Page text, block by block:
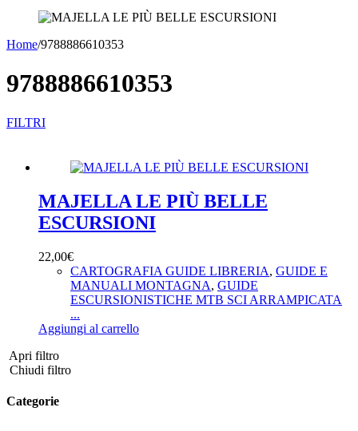
Home/9788886610353
9788886610353
FILTRI
ABBIGLIAMENTO tecnico(561)
ACCESSORI ABBIGLIAMENTO
DONNA(245)
PANTALONI DONNA(67)
TSHIRT CAMICIE INTIMO DONNA
VESTITI GONNE(2)
GIACCHE PILE GILET UOMO
ABBIGLIAMENTO UOMO DONNA
MAJELLA LE PIÙ BELLE
ESCURSIONI
22,00€
CARTOGRAFIA GUIDE LIBRERIA, GUIDE E
MANUALI MONTAGNA, GUIDE
ESCURSIONISTICHE MTB SCI ARRAMPICATA
...
Aggiungi al carrello
Apri filtro
Chiudi filtro
Categorie